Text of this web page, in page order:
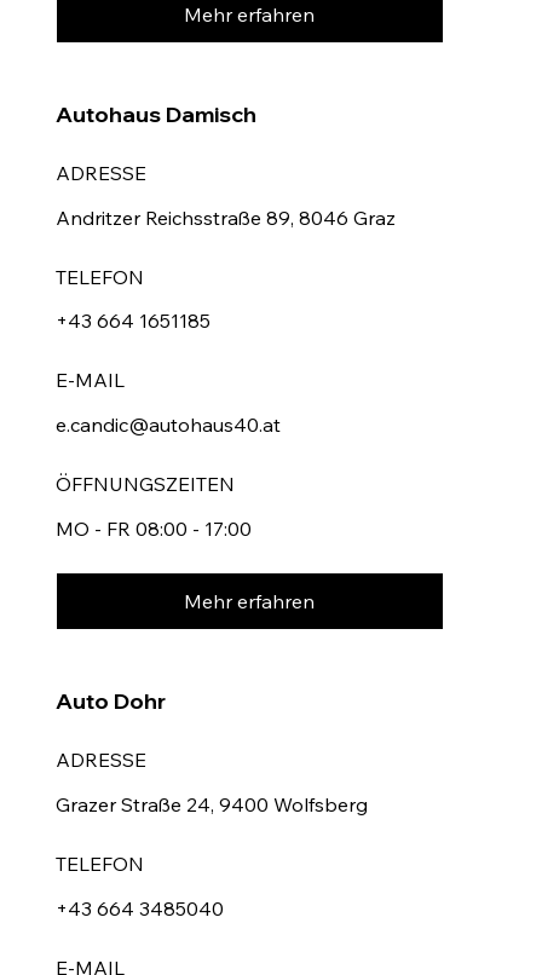
Mehr erfahren
Autohaus Damisch
ADRESSE
Andritzer Reichsstraße 89, 8046 Graz
TELEFON
+43 664 1651185
E-MAIL
e.candic@autohaus40.at
ÖFFNUNGSZEITEN
MO - FR 08:00 - 17:00
Mehr erfahren
Auto Dohr
ADRESSE
Grazer Straße 24, 9400 Wolfsberg
TELEFON
+43 664 3485040
E-MAIL